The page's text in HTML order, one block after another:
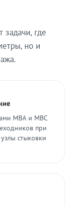
где
но и
МВА и МВС
при
стыковки